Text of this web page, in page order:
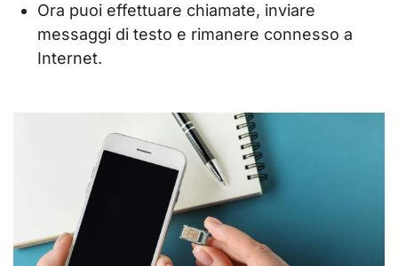
Ora puoi effettuare chiamate, inviare
messaggi di testo e rimanere connesso a
Internet.